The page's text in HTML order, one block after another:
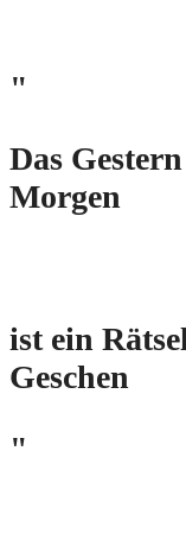
"
Das Gestern
Morgen
ist ein
Geschen
"